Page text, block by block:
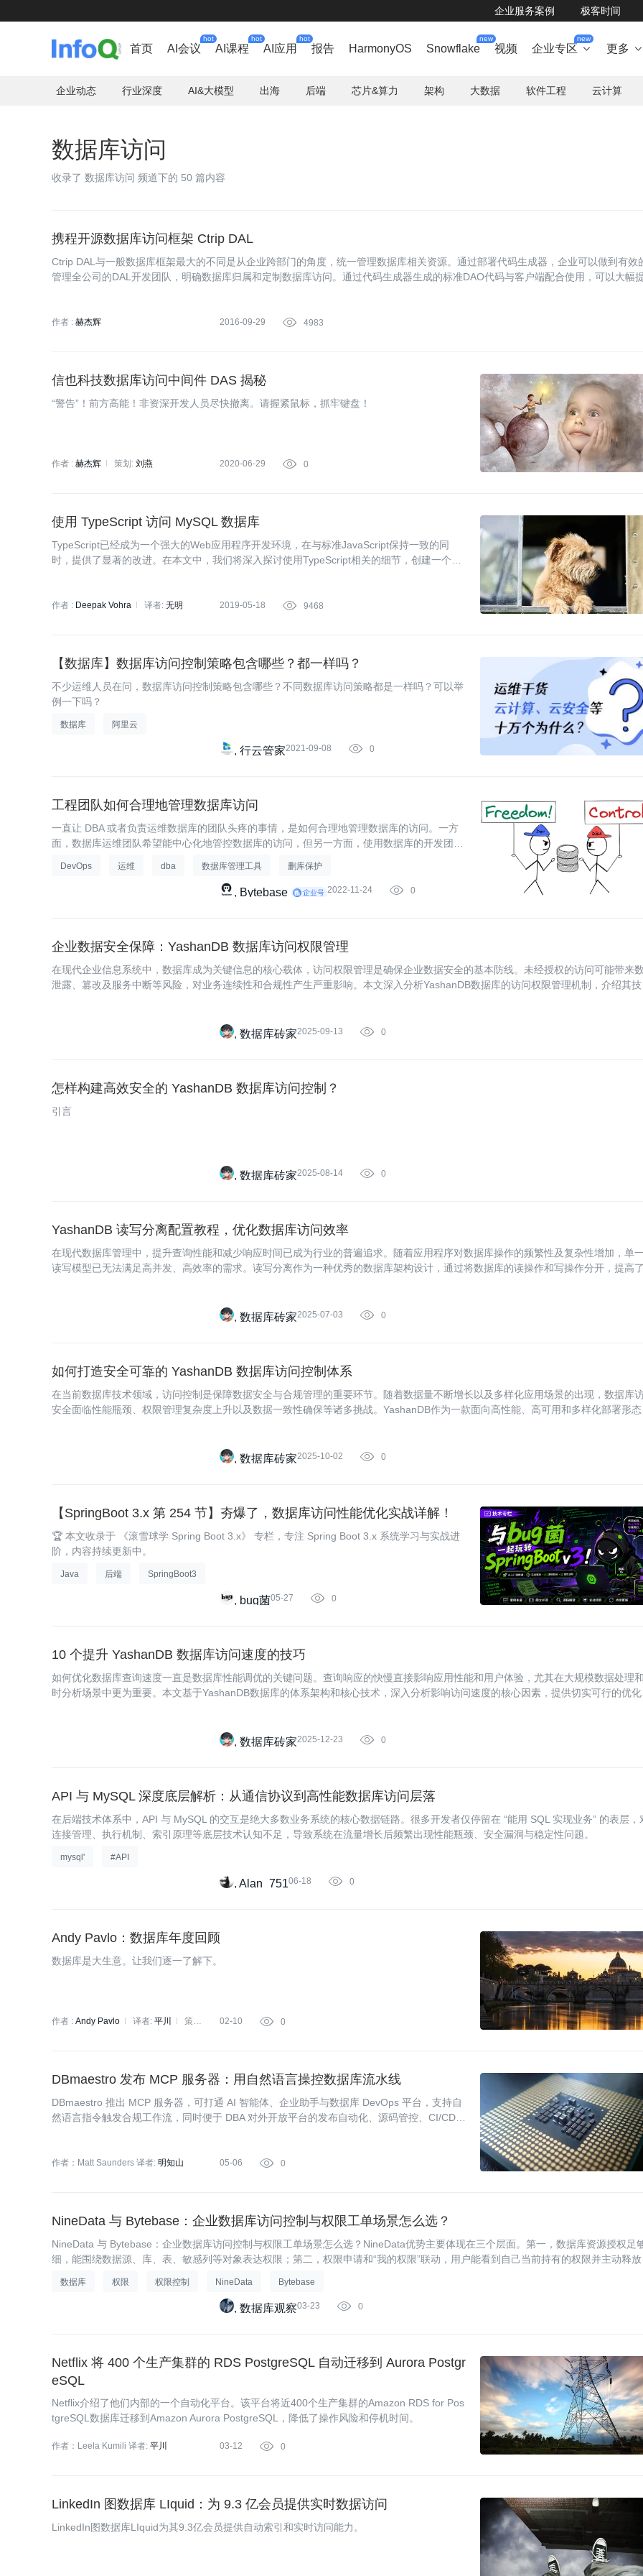
企业服务案例 极客时间
首页 AI会议
hot
AI课程
hot
AI应用
hot
报告 HarmonyOS Snowflake
new
视频 企业专区
new
 更多 
企业动态 行业深度 AI&大模型 出海 后端 芯片&算力 架构 大数据 软件工程 云计算
数据库访问
收录了 数据库访问 频道下的 50 篇内容
携程开源数据库访问框架 Ctrip DAL
Ctrip DAL与一般数据库框架最大的不同是从企业跨部门的角度，统一管理数据库相关资源。通过部署代码生成器，企业可以做到有效
管理全公司的DAL开发团队，明确数据库归属和定制数据库访问。通过代码生成器生成的标准DAO代码与客户端配合使用，可以大幅
作者 : 赫杰辉 2016-09-29  4983
信也科技数据库访问中间件 DAS 揭秘
“警告”！前方高能！非资深开发人员尽快撤离。请握紧鼠标，抓牢键盘！
作者 : 赫杰辉 策划: 刘燕 2020-06-29  0
使用 TypeScript 访问 MySQL 数据库
TypeScript已经成为一个强大的Web应用程序开发环境，在与标准JavaScript保持一致的同
时，提供了显著的改进。在本文中，我们将深入探讨使用TypeScript相关的细节，创建一个强
作者 : Deepak Vohra 译者: 无明 2019-05-18  9468
【数据库】数据库访问控制策略包含哪些？都一样吗？
不少运维人员在问，数据库访问控制策略包含哪些？不同数据库访问策略都是一样吗？可以举
例一下吗？
数据库 阿里云
行云管家2021-09-08  0
工程团队如何合理地管理数据库访问
一直让 DBA 或者负责运维数据库的团队头疼的事情，是如何合理地管理数据库的访问。一方
面，数据库运维团队希望能中心化地管控数据库的访问，但另一方面，使用数据库的开发团队
DevOps 运维 dba 数据库管理工具 删库保护
Bytebase 2022-11-24  0
企业数据安全保障：YashanDB 数据库访问权限管理
在现代企业信息系统中，数据库成为关键信息的核心载体，访问权限管理是确保企业数据安全的基本防线。未经授权的访问可能带来
泄露、篡改及服务中断等风险，对业务连续性和合规性产生严重影响。本文深入分析YashanDB数据库的访问权限管理机制，介绍其
数据库砖家2025-09-13  0
怎样构建高效安全的 YashanDB 数据库访问控制？
引言
数据库砖家2025-08-14  0
YashanDB 读写分离配置教程，优化数据库访问效率
在现代数据库管理中，提升查询性能和减少响应时间已成为行业的普遍追求。随着应用程序对数据库操作的频繁性及复杂性增加，单
读写模型已无法满足高并发、高效率的需求。读写分离作为一种优秀的数据库架构设计，通过将数据库的读操作和写操作分开，提高
数据库砖家2025-07-03  0
如何打造安全可靠的 YashanDB 数据库访问控制体系
在当前数据库技术领域，访问控制是保障数据安全与合规管理的重要环节。随着数据量不断增长以及多样化应用场景的出现，数据库
安全面临性能瓶颈、权限管理复杂度上升以及数据一致性确保等诸多挑战。YashanDB作为一款面向高性能、高可用和多样化部署形
数据库砖家2025-10-02  0
【SpringBoot 3.x 第 254 节】夯爆了，数据库访问性能优化实战详解！
🏆 本文收录于 《滚雪球学 Spring Boot 3.x》 专栏，专注 Spring Boot 3.x 系统学习与实战进
阶，内容持续更新中。
Java 后端 SpringBoot3
bug菌05-27  0
10 个提升 YashanDB 数据库访问速度的技巧
如何优化数据库查询速度一直是数据库性能调优的关键问题。查询响应的快慢直接影响应用性能和用户体验，尤其在大规模数据处理
时分析场景中更为重要。本文基于YashanDB数据库的体系架构和核心技术，深入分析影响访问速度的核心因素，提供切实可行的优
数据库砖家2025-12-23  0
API 与 MySQL 深度底层解析：从通信协议到高性能数据库访问层落
在后端技术体系中，API 与 MySQL 的交互是绝大多数业务系统的核心数据链路。很多开发者仅停留在 “能用 SQL 实现业务” 的表层，
连接管理、执行机制、索引原理等底层技术认知不足，导致系统在流量增长后频繁出现性能瓶颈、安全漏洞与稳定性问题。
mysql' #API
Alan_75106-18  0
Andy Pavlo：数据库年度回顾
数据库是大生意。让我们逐一了解下。
作者 : Andy Pavlo 译者: 平川
策
02-10  0
DBmaestro 发布 MCP 服务器：用自然语言操控数据库流水线
DBmaestro 推出 MCP 服务器，可打通 AI 智能体、企业助手与数据库 DevOps 平台，支持自
然语言指令触发合规工作流，同时便于 DBA 对外开放平台的发布自动化、源码管控、CI/CD
作者：Matt Saunders 译者: 明知山 05-06  0
NineData 与 Bytebase：企业数据库访问控制与权限工单场景怎么选？
NineData 与 Bytebase：企业数据库访问控制与权限工单场景怎么选？NineData优势主要体现在三个层面。第一，数据库资源授权足
细，能围绕数据源、库、表、敏感列等对象表达权限；第二，权限申请和“我的权限”联动，用户能看到自己当前持有的权限并主动释放
数据库 权限 权限控制 NineData Bytebase
数据库观察03-23  0
Netflix 将 400 个生产集群的 RDS PostgreSQL 自动迁移到 Aurora Postgr
eSQL
Netflix介绍了他们内部的一个自动化平台。该平台将近400个生产集群的Amazon RDS for Pos
tgreSQL数据库迁移到Amazon Aurora PostgreSQL，降低了操作风险和停机时间。
作者：Leela Kumili 译者: 平川 03-12  0
LinkedIn 图数据库 LIquid：为 9.3 亿会员提供实时数据访问
LinkedIn图数据库LIquid为其9.3亿会员提供自动索引和实时访问能力。